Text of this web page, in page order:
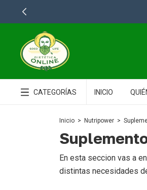
CATEGORÍAS INICIO
Inicio > Nutripower >
En esta seccion vas a
distintas necesidades